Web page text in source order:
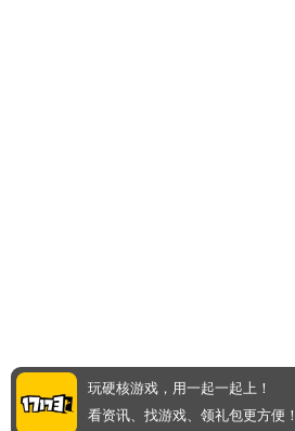
玩硬核游戏，用一起一起上！
看资讯、找游戏、领礼包更方便！